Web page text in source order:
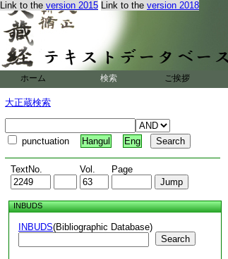
Link to the version 2015 Link to the version 2018
ホーム 検索 ご挨拶
大正蔵検索
punctuation Hangul Eng
TextNo. Vol. Page
INBUDS
INBUDS(Bibliographic Database)
Search